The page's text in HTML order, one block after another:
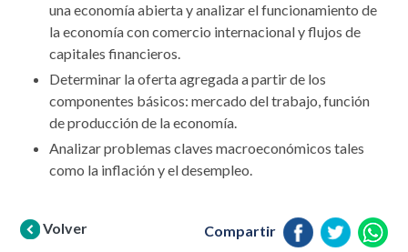
una economía abierta y analizar el funcionamiento de
la economía con comercio internacional y flujos de
capitales financieros.
Determinar la oferta agregada a partir de los
componentes básicos: mercado del trabajo, función
de producción de la economía.
Analizar problemas claves macroeconómicos tales
como la inflación y el desempleo.
Volver Compartir